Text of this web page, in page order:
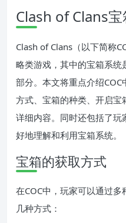
Clash of Clans
Clash of Clans（以下简称
略类游戏，其中的宝箱系
部分。本文将重点介绍
方式、宝箱的种类、开启
详细内容。同时还包括了
好地理解和利用宝箱系统。
宝箱的获取方式
在COC中，玩家可以通过
几种方式：